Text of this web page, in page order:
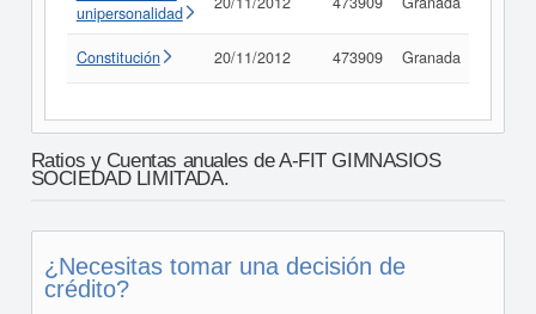
unipersonalidad
Constitución 20/11/2012 473909 Granada
Ratios y Cuentas anuales de A-FIT GIMNASIOS
SOCIEDAD LIMITADA.
¿Necesitas tomar una decisión de
crédito?